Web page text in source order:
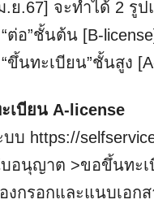
.ย.67] จะทำได้ 2 รู
ต่อ”ชั้นต้น [B-
ขึ้นทะเบียน”ชั้นสูง
เบียน A-license
บบ https://
บอนุญาต >ขอขึ้นทะเ
งกรอกและแนบเอกส